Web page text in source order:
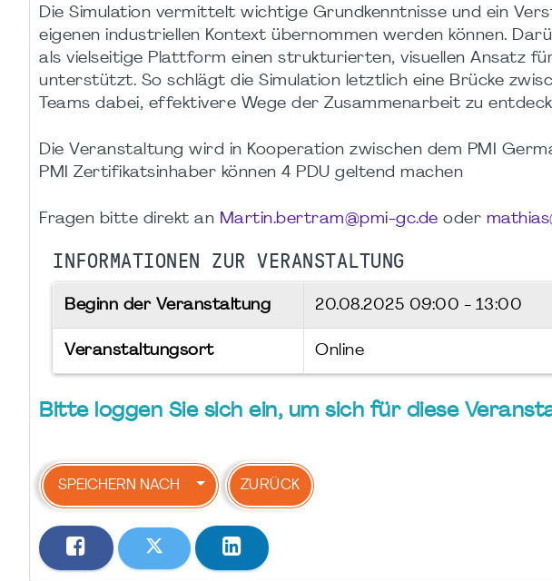
Die Simulation vermittelt wichtige Grundkenntnisse und ein
eigenen industriellen Kontext übernommen werden können.
als vielseitige Plattform einen strukturierten, visuellen Ansatz
unterstützt. So schlägt die Simulation letztlich eine Brücke
Teams dabei, effektivere Wege der Zusammenarbeit zu
Die Veranstaltung wird in Kooperation zwischen dem PMI
PMI Zertifikatsinhaber können 4 PDU geltend machen
Fragen bitte direkt an Martin.bertram@pmi-gc.de oder
INFORMATIONEN ZUR VERANSTALTUNG
Beginn der Veranstaltung 20.08.2025 09:00 - 13:00
Veranstaltungsort Online
Bitte loggen Sie sich ein, um sich für diese
SPEICHERN NACH ZURÜCK